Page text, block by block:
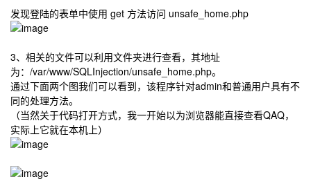
发现登陆的表单中使用 get 方法访问 unsafe_home.php
3、相关的文件可以利用文件夹进行查看，其地址
为：/var/www/SQLInjection/unsafe_home.php。
通过下面两个图我们可以看到，该程序针对admin和普通用户具有不
同的处理方法。
（当然关于代码打开方式，我一开始以为浏览器能直接查看QAQ，
实际上它就在本机上）